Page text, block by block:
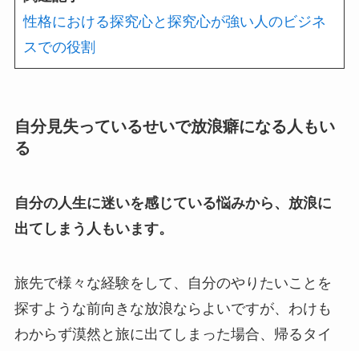
性格における探究心と探究心が強い人のビジネ
スでの役割
自分見失っているせいで放浪癖になる人もい
る
自分の人生に迷いを感じている悩みから、放浪に
出てしまう人もいます。
旅先で様々な経験をして、自分のやりたいことを
探すような前向きな放浪ならよいですが、わけも
わからず漠然と旅に出てしまった場合、帰るタイ